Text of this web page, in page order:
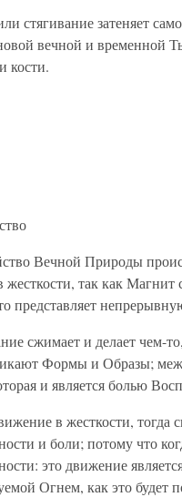
стягивание затеняет
вечной и временной
кости.
Вечной Природы
так как Магнит
представляет
сжимает и делает чем-
Формы и Образы;
и является болью
в жесткости,
и боли; потому что
это движение
Огнем, как это будет